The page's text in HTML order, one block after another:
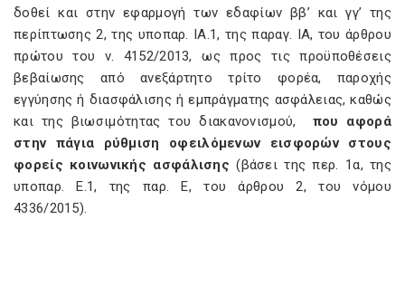
δοθεί και στην εφαρμογή των εδαφίων ββ’ και γγ’ της
περίπτωσης 2, της υποπαρ. ΙΑ.1, της παραγ. ΙΑ, του άρθρου
πρώτου του ν. 4152/2013, ως προς τις προϋποθέσεις
βεβαίωσης από ανεξάρτητο τρίτο φορέα, παροχής
εγγύησης ή διασφάλισης ή εμπράγματης ασφάλειας, καθώς
και της βιωσιμότητας του διακανονισμού, που αφορά
στην πάγια ρύθμιση οφειλόμενων εισφορών στους
φορείς κοινωνικής ασφάλισης(βάσει της περ. 1α, της
υποπαρ. Ε.1, της παρ. Ε, του άρθρου 2, του νόμου
4336/2015).